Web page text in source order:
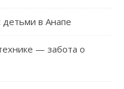
в Анапе
— забота о